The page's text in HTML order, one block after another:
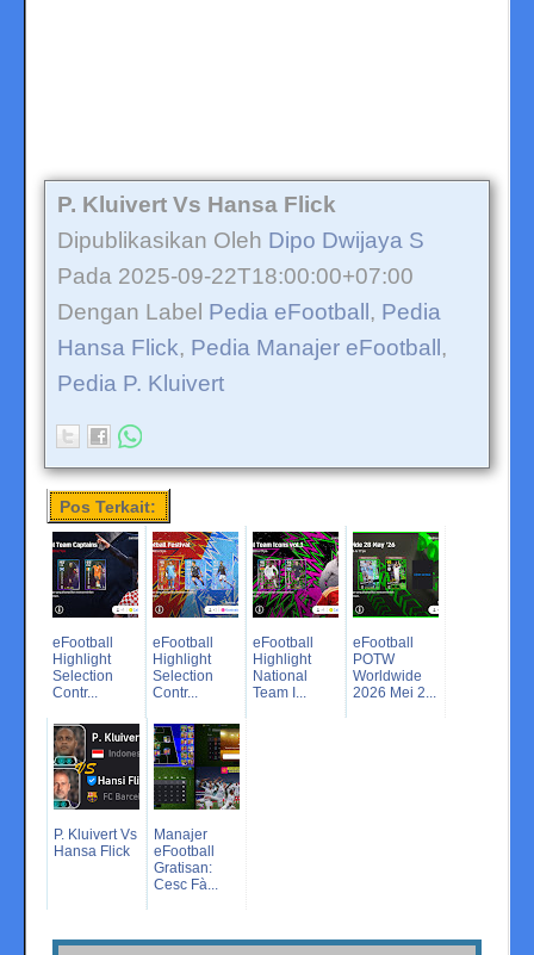
P. Kluivert Vs Hansa Flick
Dipublikasikan Oleh Dipo Dwijaya S
Pada 2025-09-22T18:00:00+07:00
Dengan Label Pedia eFootball , Pedia
Hansa Flick, Pedia Manajer eFootball ,
Pedia P. Kluivert
Pos Terkait:
eFootball
Highlight
Selection
Contr...
eFootball
Highlight
Selection
Contr...
eFootball
Highlight
National
Team I...
eFootball
POTW
Worldwide
2026 Mei 2...
P. Kluivert Vs
Hansa Flick
Manajer
eFootball
Gratisan:
Cesc Fà...